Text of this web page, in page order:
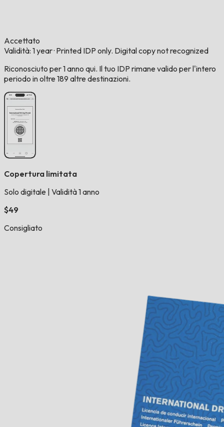
Accettato
Validità: 1 year· Printed IDP only. Digital copy not recognized
Riconosciuto per 1 anno qui. Il tuo IDP rimane valido per l'intero
periodo in oltre 189 altre destinazioni.
Copertura limitata
Solo digitale Validità 1 anno
$49
Consigliato